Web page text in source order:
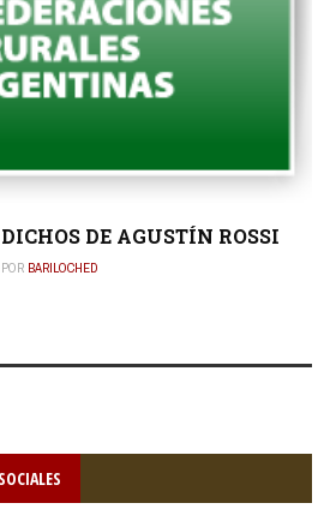
DE AGUSTÍN ROSSI
BARILOCHED